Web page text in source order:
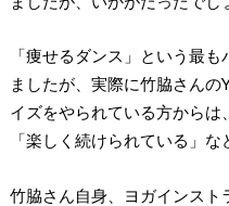
「痩せるダンス」という最
ましたが、実際に竹脇さん
イズをやられている方からは
「楽しく続けられている」
竹脇さん自身、ヨガインス